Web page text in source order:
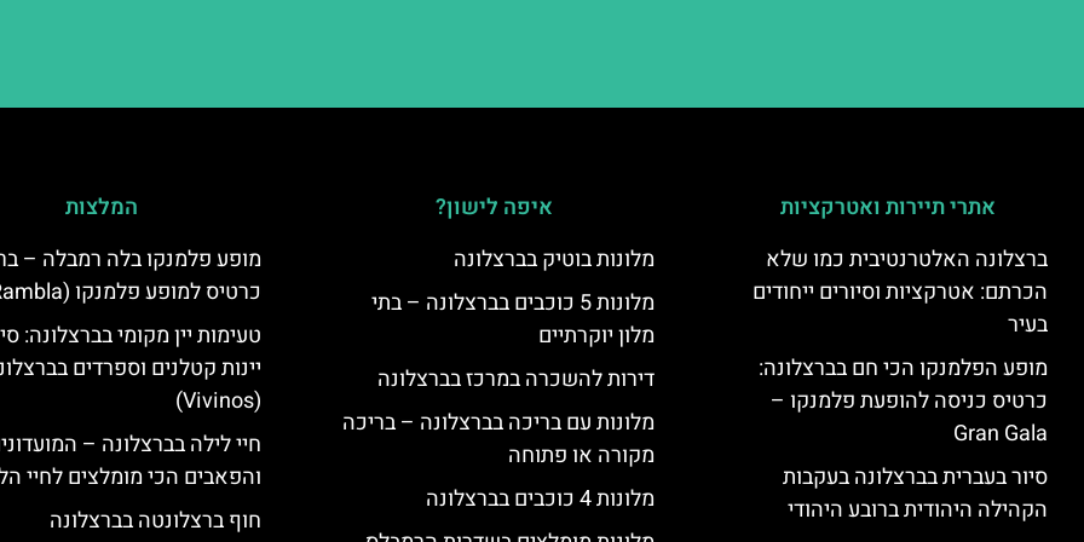
אתרי תיירות ואטרקציות
ברצלונה האלטרנטיבית כמו שלא
הכרתם: אטרקציות וסיורים ייחודים
בעיר
מופע הפלמנקו הכי חם בברצלונה:
כרטיס כניסה להופעת פלמנקו –
Gran Gala
סיור בעברית בברצלונה בעקבות
הקהילה היהודית ברובע היהודי
איפה לישון?
מלונות בוטיק בברצלונה
מלונות 5 כוכבים בברצלונה – בתי
מלון יוקרתיים
דירות להשכרה במרכז בברצלונה
מלונות עם בריכה בברצלונה – בריכה
מקורה או פתוחה
מלונות 4 כוכבים בברצלונה
המלצות
מופע פלמנקו בלה רמבלה –
כרטיס למופע פלמנקו (La Rambla)
טעימות יין מקומי בברצלונה:
יינות קטלנים וספרדים
(Vivinos)
חיי לילה בברצלונה –
והפאבים הכי מומלצים לחיי
חוף ברצלונטה בברצלונה